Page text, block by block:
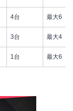
4台 最大6
3台 最大4
1台 最大6